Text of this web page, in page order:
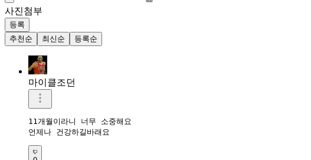
사진첨부
등록
추천순
최신순 등록순
마이클조던
11개월이라니 너무 소중해요
언제나 건강하길바래요